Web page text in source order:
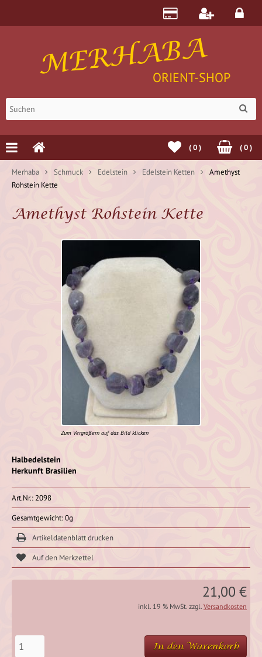
MERHABA
ORIENT-SHOP
(0)
(0)
Merhaba Schmuck Edelstein Edelstein Ketten
Amethyst
Rohstein Kette
Amethyst Rohstein Kette
Zum Vergrößern auf das Bild klicken
Halbedelstein
Herkunft Brasilien
Art.Nr.: 2098
Gesamtgewicht: 0g
Artikeldatenblatt drucken
21,00 €
inkl. 19 % MwSt. zzgl. Versandkosten
In den Warenkorb